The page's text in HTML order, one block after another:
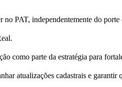
no PAT, independentemente do
como parte da estratégia para
atualizações cadastrais e garantir